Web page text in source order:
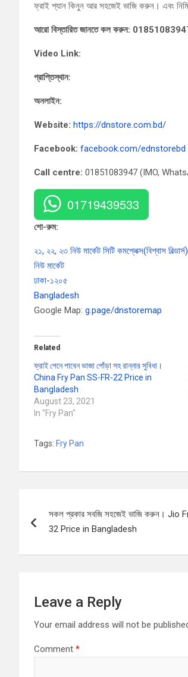
ফ্রাই প্যান কিনুন আর সহজেই ভাজি করুন। এবং
আরো বিস্তারিত জানতে কল করুন:
Video Link:
প্রাপ্তিস্থান:
অনলাইন:
Website: https://dnstore.com.bd/
Facebook: facebook.com/ednstorebd
Call centre: 01851083947 (IMO,
01719439533
শো-রুম:
২১, ২২, ২৩ নিউ মার্কেট সিটি কমপ্লেক্স(বিশ্বাস বিল্ডার্স)
নিউ মার্কেট
ঢাকা-১২০৫
Bangladesh
Google Map: g.page/dnstoremap
Related
ফ্রাই পেনে পাবেন ভাজা পোঁড়া সহ রান্নার সুবিধা।
China Fry Pan SS-FR-22 Price in
Bangladesh
August 23, 2021
In "Fry Pan"
Tags: Fry Pan
navigation
সকল প্রকার সবজি সহজেই ভাজি করুন। Jio
32 Price in Bangladesh
Leave a Reply
Your email address will not be
Comment *